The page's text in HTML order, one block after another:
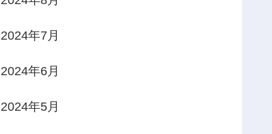
2024年7月
2024年6月
2024年5月